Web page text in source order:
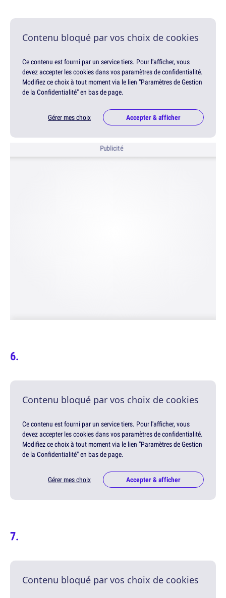
Contenu bloqué par vos choix de cookies
Ce contenu est fourni par un service tiers. Pour l'afficher, vous
devez accepter les cookies dans vos paramètres de confidentialité.
Modifiez ce choix à tout moment via le lien "Paramètres de Gestion
de la Confidentialité" en bas de page.
Gérer mes choix Accepter & afficher
Publicité
Contenu bloqué par vos choix de cookies
Ce contenu est fourni par un service tiers. Pour l'afficher, vous
devez accepter les cookies dans vos paramètres de confidentialité.
Modifiez ce choix à tout moment via le lien "Paramètres de Gestion
de la Confidentialité" en bas de page.
Gérer mes choix Accepter & afficher
Contenu bloqué par vos choix de cookies